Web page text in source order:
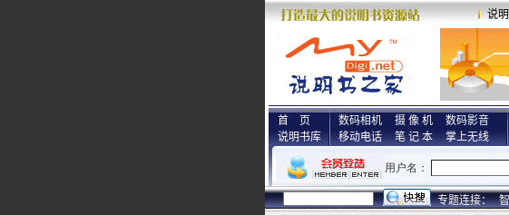
说
首 页
说明书库
数码相机 摄 像 机
数码影音
移动电话
笔 记 本 掌上无线
专题连接：